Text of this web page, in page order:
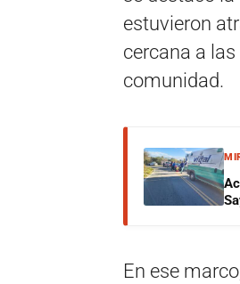
estuvieron
cercana a
comunidad.
En ese